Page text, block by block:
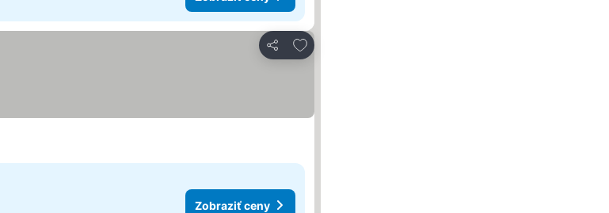
Zdieľať
Pridať do obľúbených
Zobraziť ceny